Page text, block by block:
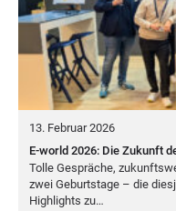
13. Februar 2026
E-world 2026: Die Zukunft
Tol­le Gesprä­che,
zwei Geburts­ta­ge – die
High­lights zu…